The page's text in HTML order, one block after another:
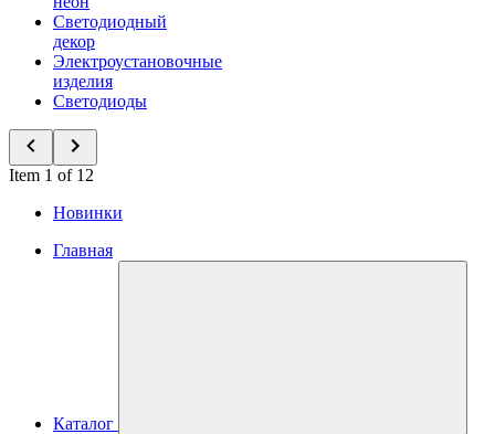
Светодиодный
декор
Электроустановочные
изделия
Светодиоды
Item 1 of 12
Новинки
Главная
Каталог